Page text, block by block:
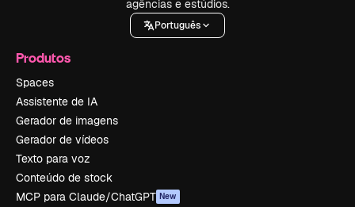
agências e estúdios.
Português
Produtos
Spaces
Assistente de IA
Gerador de imagens
Gerador de vídeos
Texto para voz
Conteúdo de stock
MCP para Claude/ChatGPT New